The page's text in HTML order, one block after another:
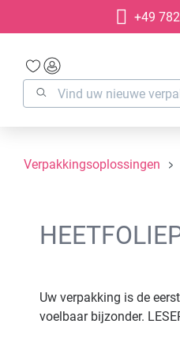
Ga naar de
+49
Verpakkingsoplossingen
Uw verpakking is de
voelbaar bijzonder.